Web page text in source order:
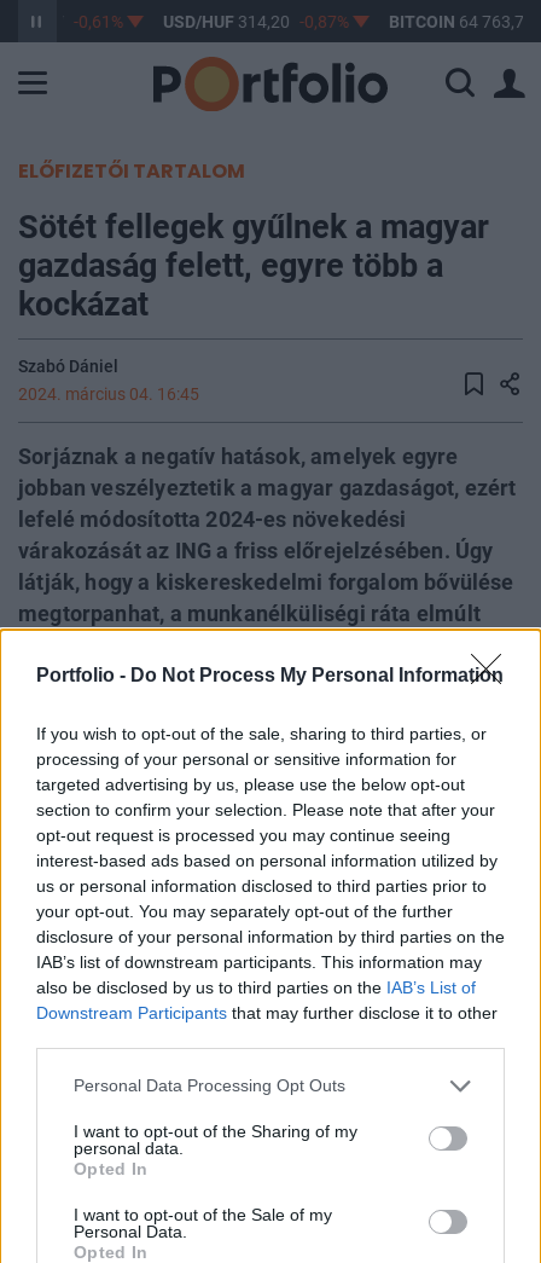
Portfolio - Do Not Process My Personal Information
If you wish to opt-out of the sale, sharing to third parties, or
processing of your personal or sensitive information for
targeted advertising by us, please use the below opt-out
section to confirm your selection. Please note that after your
opt-out request is processed you may continue seeing
interest-based ads based on personal information utilized by
us or personal information disclosed to third parties prior to
your opt-out. You may separately opt-out of the further
disclosure of your personal information by third parties on the
IAB’s list of downstream participants. This information may
also be disclosed by us to third parties on the IAB’s List of
Downstream Participants that may further disclose it to other
Personal Data Processing Opt Outs
I want to opt-out of the Sharing of my
personal data.
Opted In
I want to opt-out of the Sale of my
Personal Data.
Opted In
363,17 -0,61% USD/HUF314,20 -0,87% BITCOIN64 763,79
ELŐFIZETŐI TARTALOM
Sötét fellegek gyűlnek a magyar
gazdaság felett, egyre több a
kockázat
Szabó Dániel
2024. március 04. 16:45
Sorjáznak a negatív hatások, amelyek egyre
jobban veszélyeztetik a magyar gazdaságot, ezért
lefelé módosította 2024-es növekedési
várakozását az ING a friss előrejelzésében. Úgy
látják, hogy a kiskereskedelmi forgalom bővülése
megtorpanhat, a munkanélküliségi ráta elmúlt
reálbérekre is, míg az ipari termelésnél látható
visszaesése sem kedvez a magyar gazdaságnak.
A forint további gyengülésére, valamint az infláció
visszatérésére is számítanak az elemzők.
Budapest Economic Forum 2026Átalakulóban a magyar
gazdaságpolitika, a választások után gyökeresen
változhatnak meg a körülmények és a célok. Merre tart a
magyar kormány és mivel néz szembe a nemzetközi
környezetben? Ez lesz a Portfolio idei kiemelt
gazdaságpolitikai konferenciájának legfontosabb
témája.Információ és jelentkezésA magyar gazdaság
KEDVES OLVASÓNK!
A keresett cikk a portfolio.hu hírarchívumához
tartozik, melynek olvasása előfizetéses
regisztrációhoz kötött.